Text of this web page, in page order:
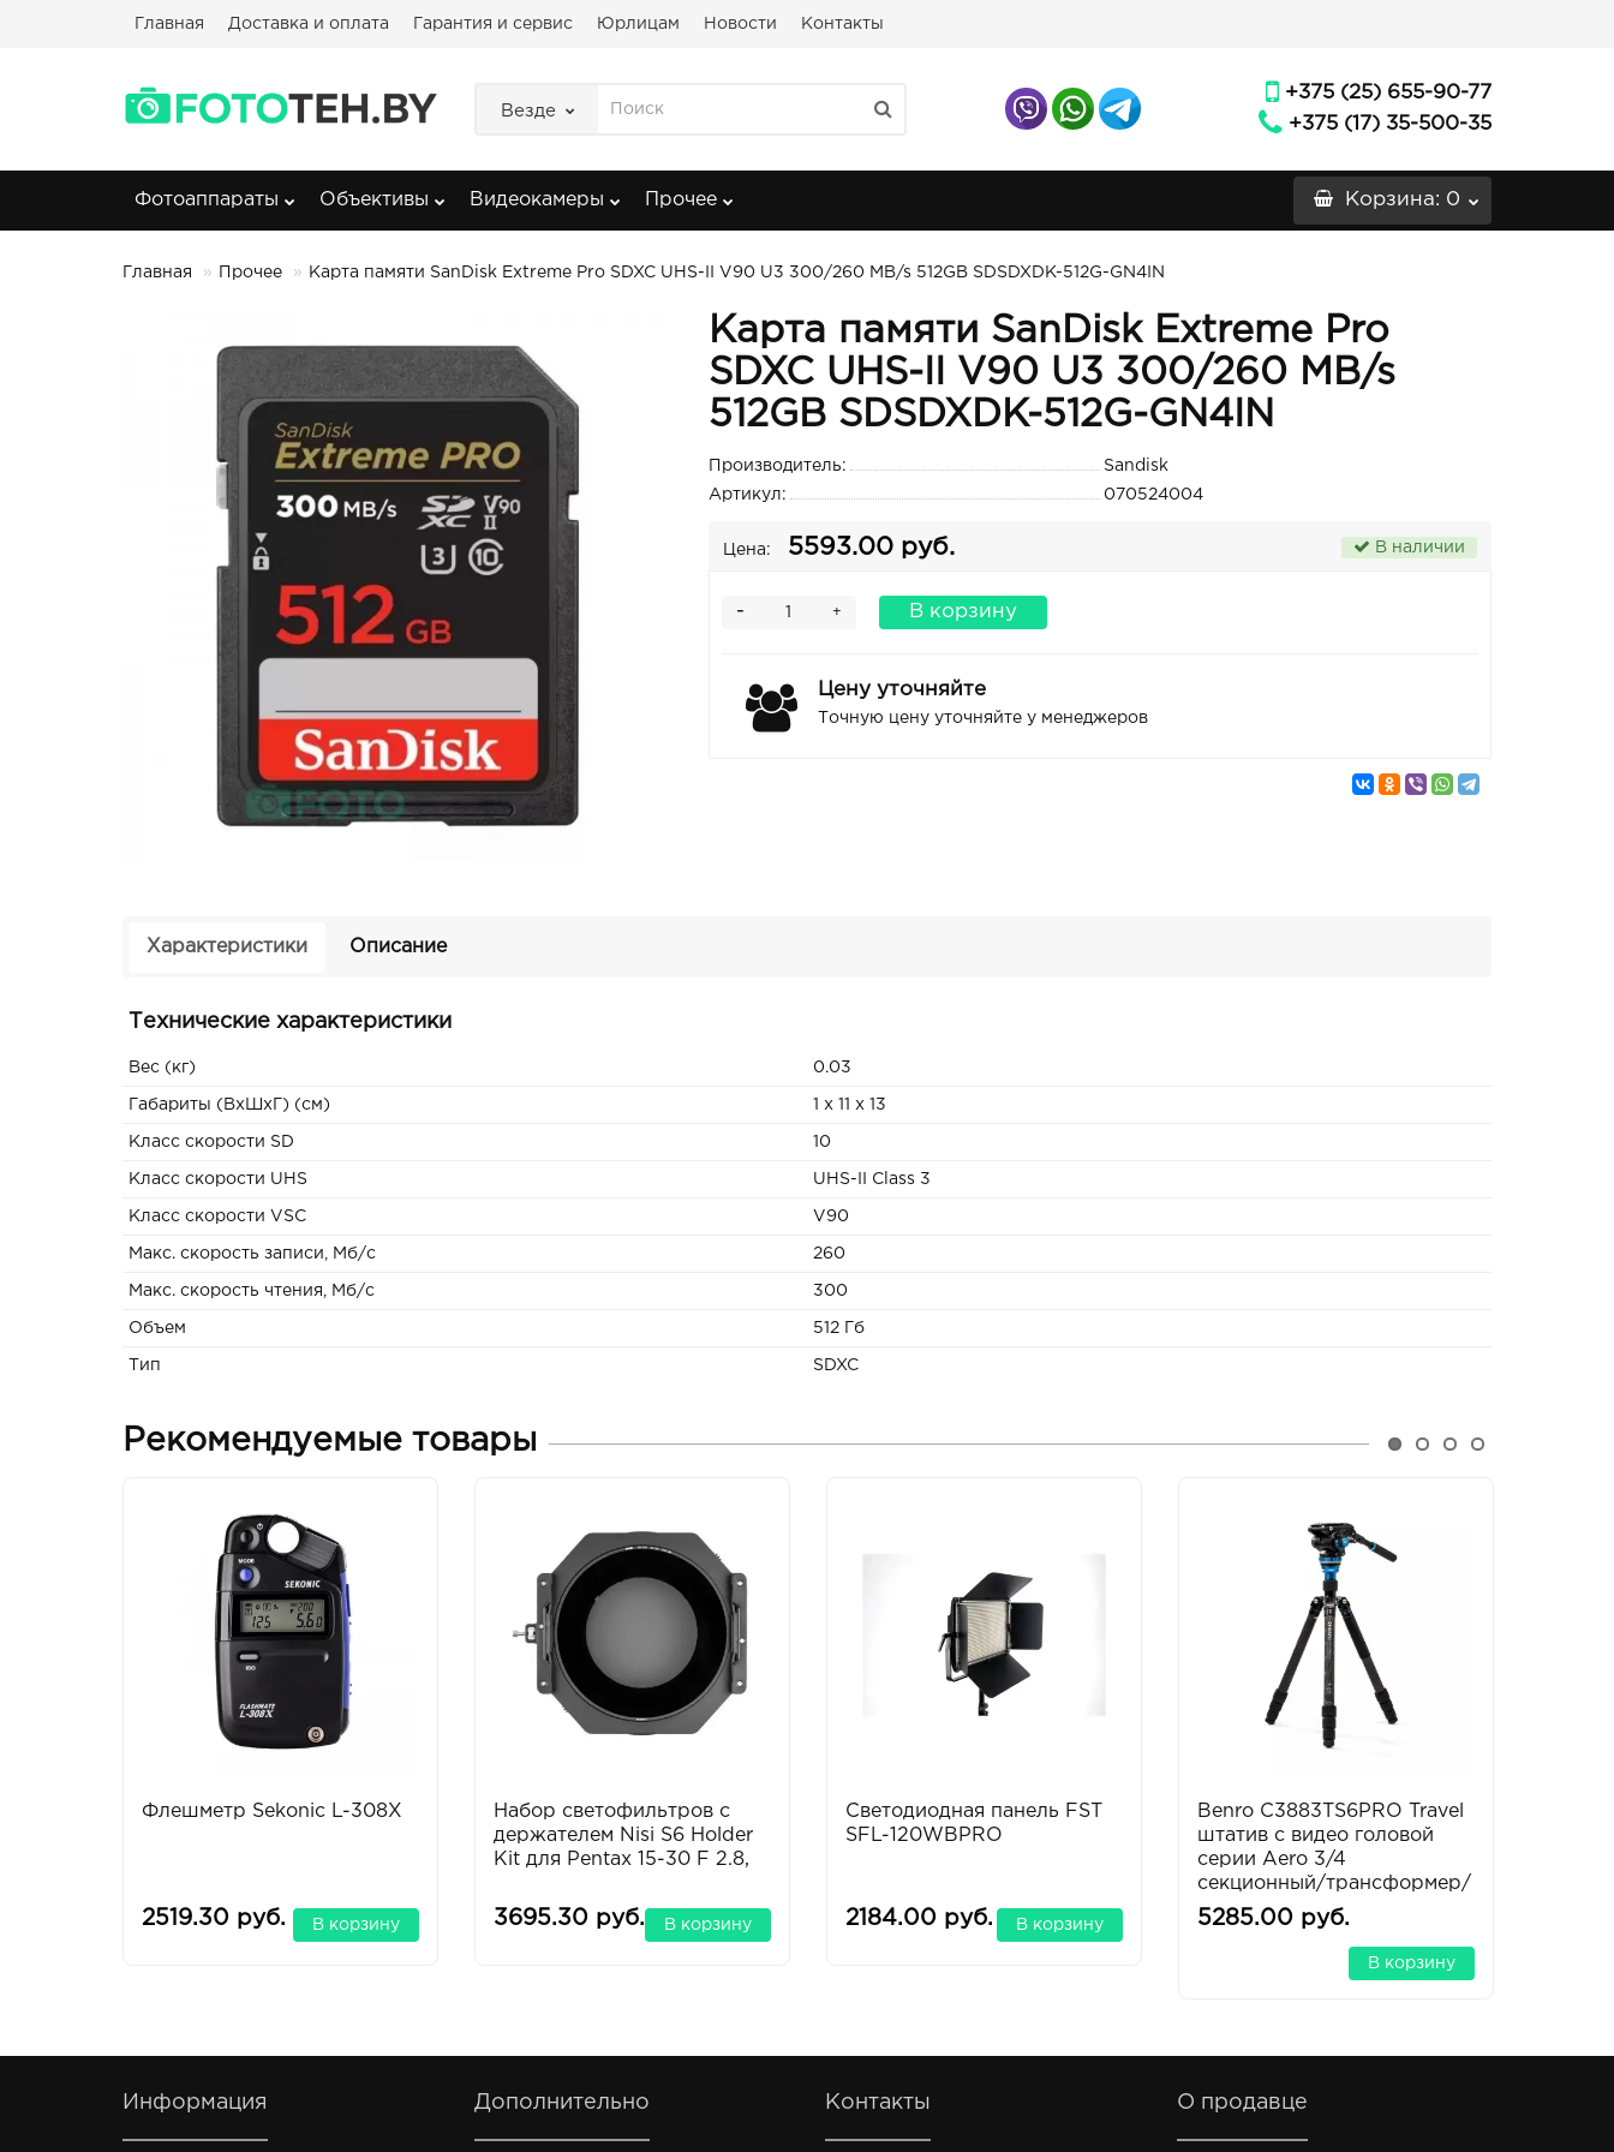
Главная Доставка и оплата Гарантия и сервис Юрлицам Новости Контакты
Везде
+375 (25) 655-90-77
+375 (17) 35-500-35
Фотоаппараты Объективы Видеокамеры Прочее Корзина: 0
Главная Прочее Карта памяти SanDisk Extreme Pro SDXC UHS-II V90 U3 300/260 MB/s 512GB SDSDXDK-512G-GN4IN
Карта памяти SanDisk Extreme Pro
SDXC UHS-II V90 U3 300/260 MB/s
512GB SDSDXDK-512G-GN4IN
Производитель:
Sandisk
Артикул:
070524004
Цена: 5593.00 руб. В наличии
+
- В корзину
Цену уточняйте
Точную цену уточняйте у менеджеров
Характеристики Описание
Технические характеристики
Вес (кг) 0.03
Габариты (ВxШxГ) (см) 1 x 11 x 13
Класс скорости SD 10
Класс скорости UHS UHS-II Class 3
Класс скорости VSC V90
Макс. скорость записи, Мб/с 260
Макс. скорость чтения, Мб/с 300
Объем 512 Гб
Тип SDXC
Рекомендуемые товары
Флешметр Sekonic L-308X
2519.30 руб. В корзину
Набор светофильтров с
держателем Nisi S6 Holder
Kit для Pentax 15-30 F 2.8,
3695.30 руб. В корзину
Светодиодная панель FST
SFL-120WBPRO
2184.00 руб. В корзину
Benro C3883TS6PRO Travel
штатив с видео головой
серии Aero 3/4
секционный/трансформер/
карбоновый
5285.00 руб.
В корзину
Информация Дополнительно Контакты О продавце